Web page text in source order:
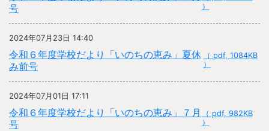
号
）
2024年07月23日 14:40
令和６年度学校だより「いのちの恵み」夏休
み前号
（ pdf, 1084KB
）
2024年07月01日 17:11
令和６年度学校だより「いのちの恵み」７月
号
（ pdf, 982KB
）